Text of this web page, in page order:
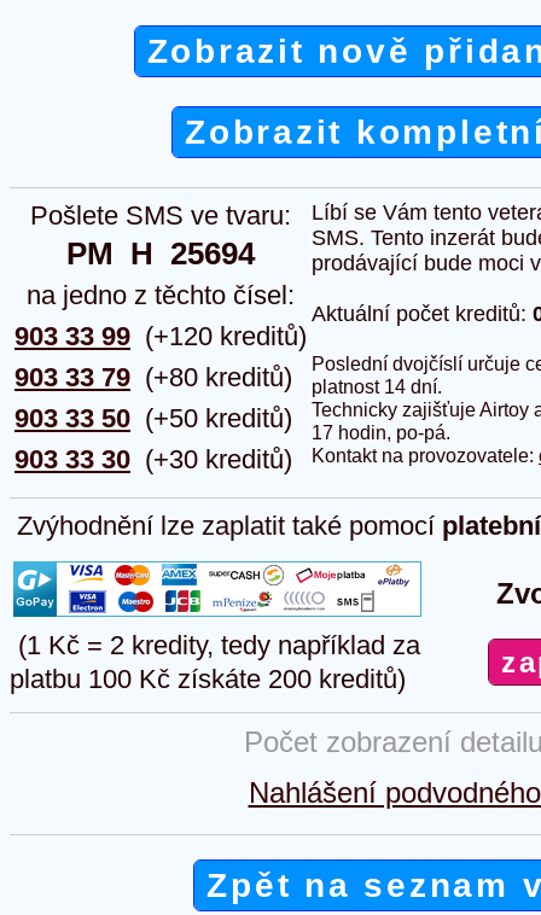
Zobrazit nově
Zobrazit
Pošlete SMS ve tvaru:
PM  H  25694
na jedno z těchto čísel:
903 33 99
903 33 79
903 33 50
903 33 30
(+120 kreditů)
(+80 kreditů)
(+50 kreditů)
(+30 kreditů)
Líbí se Vám tento
SMS. Tento inzerát
prodávající bude moci
Aktuální počet kreditů:
Poslední dvojčíslí určuje
platnost 14 dní.
Technicky zajišťuje Airtoy
17 hodin, po-pá.
Kontakt na provozovatele:
Zvýhodnění lze zaplatit také pomocí
(1 Kč = 2 kredity, tedy například za
platbu 100 Kč získáte 200 kreditů)
Počet zobrazení
Nahlášení
Zpět na seznam